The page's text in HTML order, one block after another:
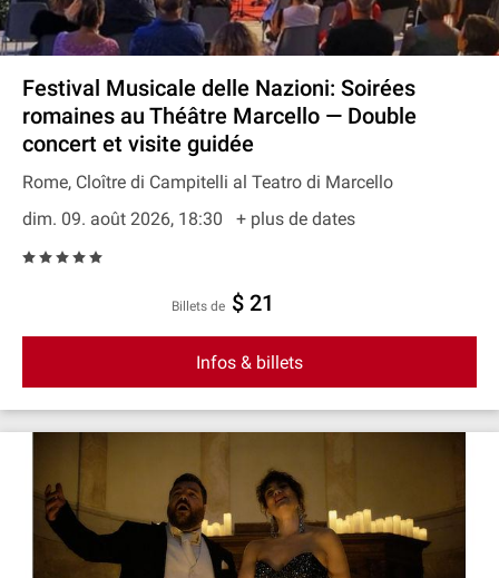
Festival Musicale delle Nazioni: Soirées
romaines au Théâtre Marcello — Double
concert et visite guidée
Rome, Cloître di Campitelli al Teatro di Marcello
dim. 09. août 2026, 18:30
+ plus de dates
Billets de $ 21
Infos & billets